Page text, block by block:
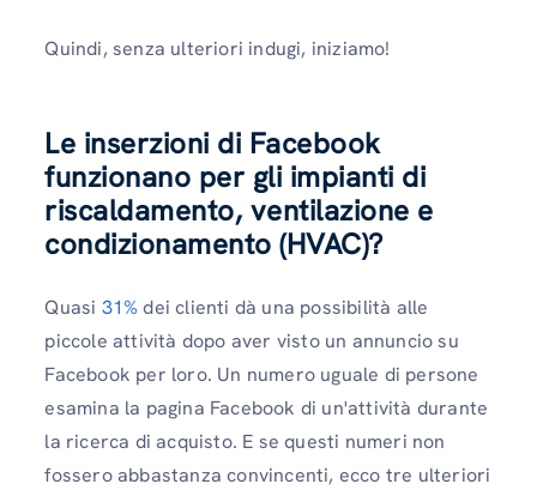
Quindi, senza ulteriori indugi, iniziamo!
Le inserzioni di Facebook
funzionano per gli impianti di
riscaldamento, ventilazione e
condizionamento (HVAC)?
Quasi 31% dei clienti dà una possibilità alle
piccole attività dopo aver visto un annuncio su
Facebook per loro. Un numero uguale di persone
esamina la pagina Facebook di un'attività durante
la ricerca di acquisto. E se questi numeri non
fossero abbastanza convincenti, ecco tre ulteriori